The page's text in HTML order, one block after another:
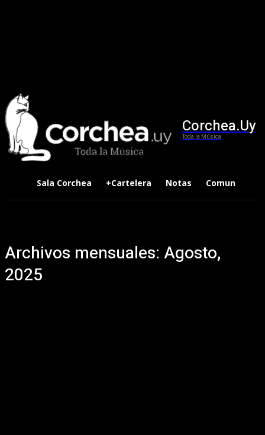
Corchea.Uy
Toda la Música
Sala Corchea +Cartelera Notas Comunidad
Archivos mensuales: Agosto,
2025